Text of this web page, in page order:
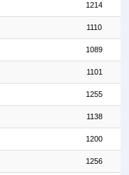
1214
1110
1089
1101
1255
1138
1200
1256